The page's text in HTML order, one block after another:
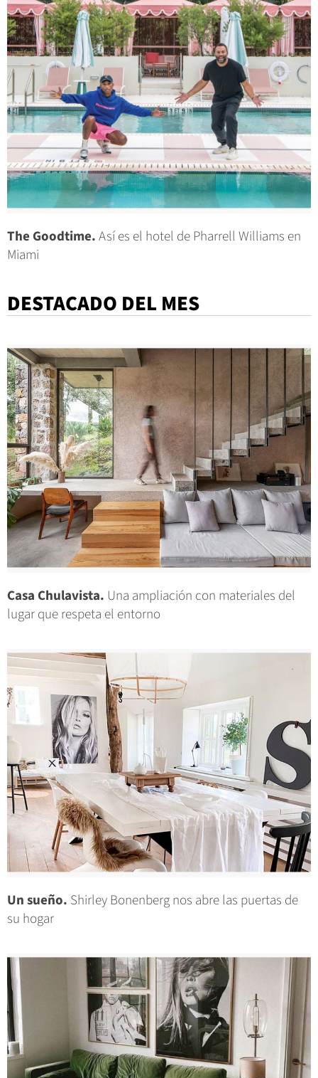
The Goodtime.Así es el hotel de Pharrell Williams en
Miami
DESTACADO DEL MES
Casa Chulavista. Una ampliación con materiales del
lugar que respeta el entorno
Un sueño. Shirley Bonenberg nos abre las puertas de
su hogar